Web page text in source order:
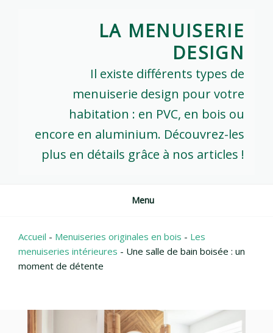
LA MENUISERIE
DESIGN
Il existe différents types de
menuiserie design pour votre
habitation : en PVC, en bois ou
encore en aluminium. Découvrez-les
plus en détails grâce à nos articles !
Menu
Accueil - Menuiseries originales en bois - Les
menuiseries intérieures - Une salle de bain boisée : un
moment de détente